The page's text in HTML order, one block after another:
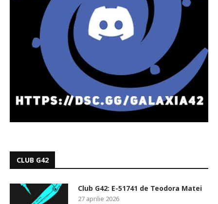
CLUB G42
Club G42: E-51741 de Teodora Matei
27 aprilie 2026